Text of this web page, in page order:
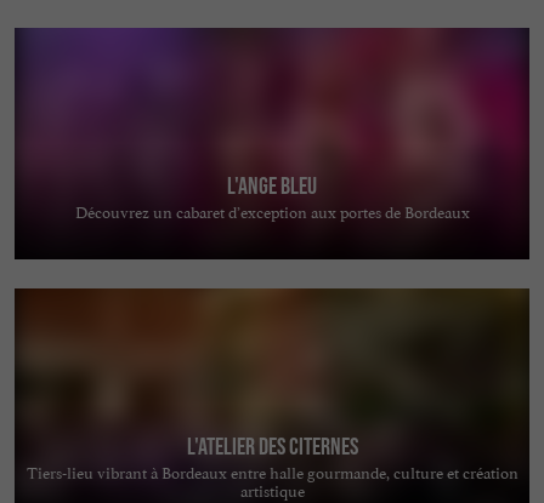
L'Ange Bleu
Découvrez un cabaret d’exception aux portes de Bordeaux
L'Atelier des Citernes
Tiers-lieu vibrant à Bordeaux entre halle gourmande, culture et création
artistique